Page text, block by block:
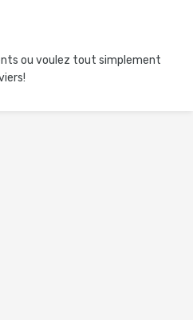
ou voulez tout simplement